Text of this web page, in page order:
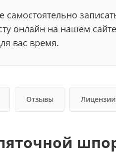
самостоятельно
онлайн на нашем
вас время.
Отзывы Лицензии